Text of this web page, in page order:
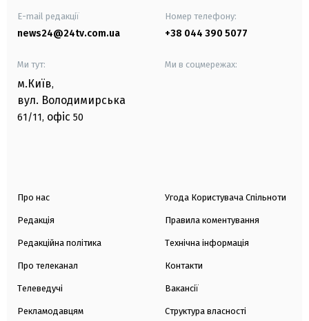
E-mail редакції
news24@24tv.com.ua
Номер телефону:
+38 044 390 5077
Ми тут:
м.Київ,
вул. Володимирська
61/11, офіс 50
Ми в соцмережах:
Про нас
Редакція
Редакційна політика
Про телеканал
Телеведучі
Рекламодавцям
Угода Користувача Спільноти
Правила коментування
Технічна інформація
Контакти
Вакансії
Структура власності